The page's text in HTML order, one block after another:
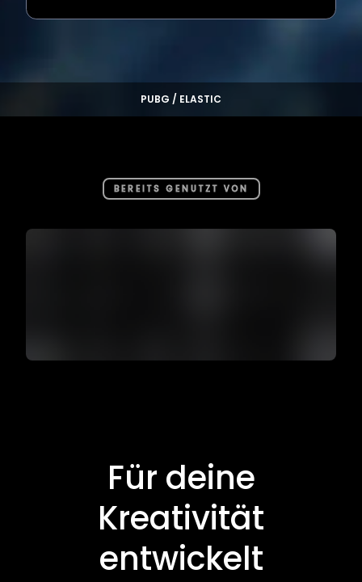
PUBG / ELASTIC
BEREITS GENUTZT VON
Für deine
Kreativität
entwickelt